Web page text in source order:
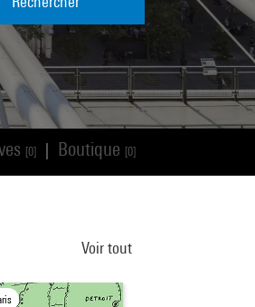
[0] Boutique [0]
Voir tout